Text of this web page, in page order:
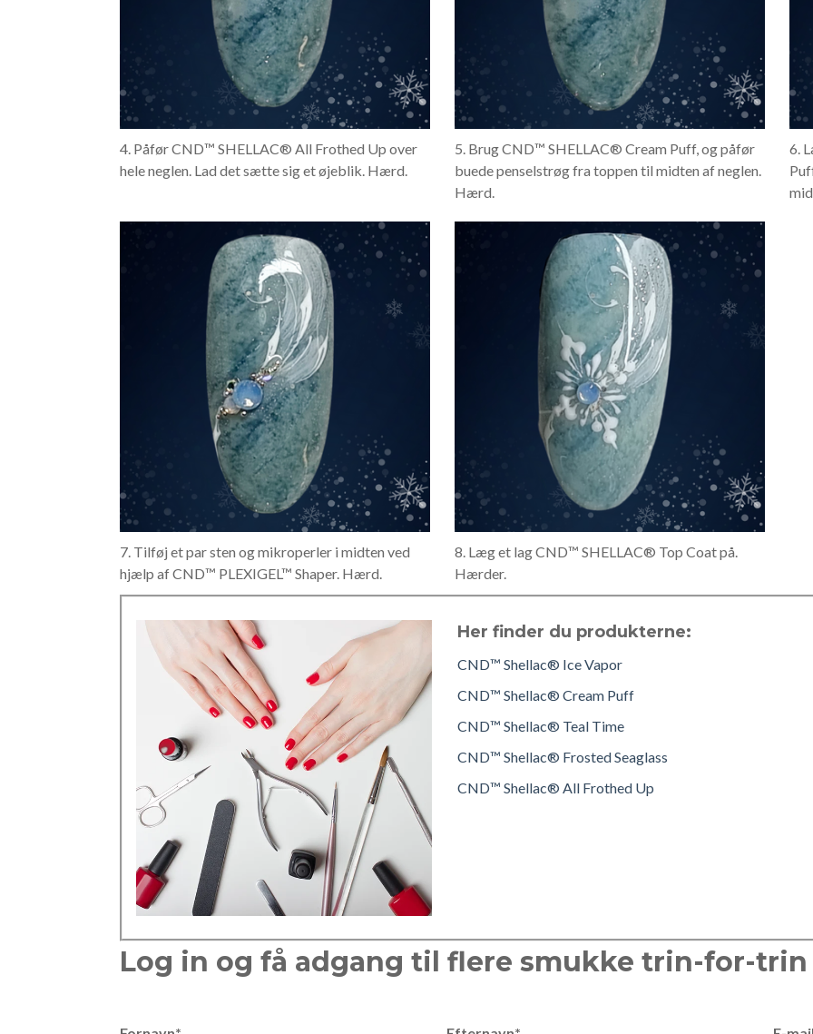
4. Påfør CND™ SHELLAC® All Frothed Up over
hele neglen. Lad det sætte sig et øjeblik. Hærd.
5. Brug CND™ SHELLAC® Cream Puff, og påfør
buede penselstrøg fra toppen til midten af neglen.
Hærd.
6.
7. Tilføj et par sten og mikroperler i midten ved
hjælp af CND™ PLEXIGEL™ Shaper. Hærd.
8. Læg et lag CND™ SHELLAC® Top Coat på.
Hærder.
Her finder du produkterne:
CND™ Shellac® Ice Vapor
CND™ Shellac® Cream Puff
CND™ Shellac® Teal Time
CND™ Shellac® Frosted Seaglass
CND™ Shellac® All Frothed Up
Log in og få adgang til flere smukke trin-for-trin